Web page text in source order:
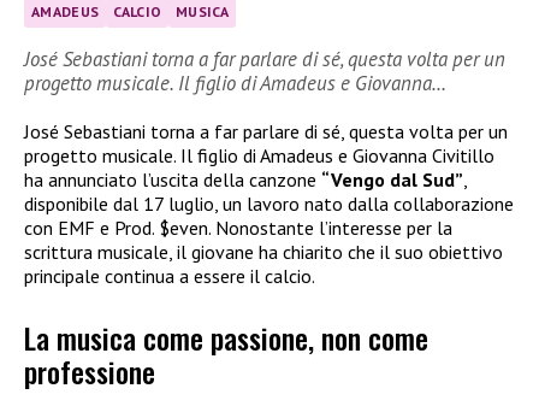
AMADEUS CALCIO MUSICA
José Sebastiani torna a far parlare di sé, questa volta per un
progetto musicale. Il figlio di Amadeus e Giovanna…
José Sebastiani torna a far parlare di sé, questa volta per un
progetto musicale. Il figlio di Amadeus e Giovanna Civitillo
ha annunciato l’uscita della canzone “Vengo dal Sud”,
disponibile dal 17 luglio, un lavoro nato dalla collaborazione
con EMF e Prod. $even. Nonostante l’interesse per la
scrittura musicale, il giovane ha chiarito che il suo obiettivo
principale continua a essere il calcio.
La musica come passione, non come
professione